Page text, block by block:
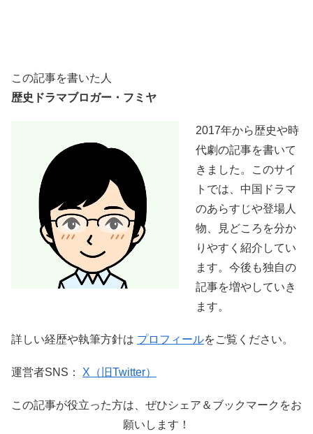
この記事を書いた人
歴史ドラマブロガー・フミヤ
2017年から歴史や時
代劇の記事を書いて
きました。このサイ
トでは、中国ドラマ
のあらすじや登場人
物、見どころを分か
りやすく紹介してい
ます。今後も独自の
記事を増やしていき
ます。
詳しい経歴や執筆方針は プロフィールをご覧ください。
運営者SNS： X（旧Twitter）
この記事が役立った方は、ぜひシェア＆ブックマークをお
願いします！